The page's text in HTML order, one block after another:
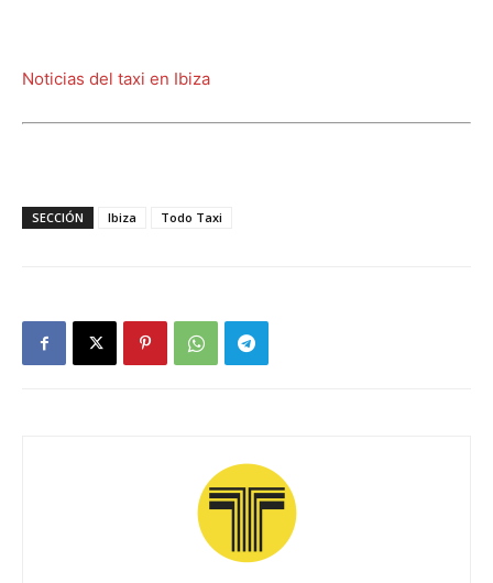
Noticias del taxi en Ibiza
SECCIÓN Ibiza Todo Taxi